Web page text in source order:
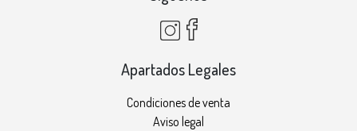
Apartados Legales
Condiciones de venta
Aviso legal